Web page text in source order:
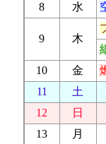
8
水
9 木
10
金
11
土
12
日
13
月